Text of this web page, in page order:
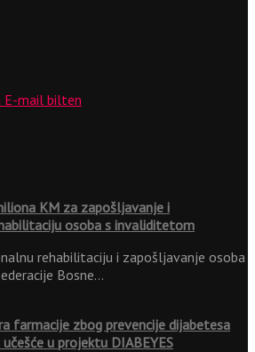
mail bilten
KM za zapošljavanje i
osoba s invaliditetom
rehabilitaciju i zapošljavanje osoba
Bosne…
farmacije zbog prevencije dijabetesa
u projektu DIABEYES